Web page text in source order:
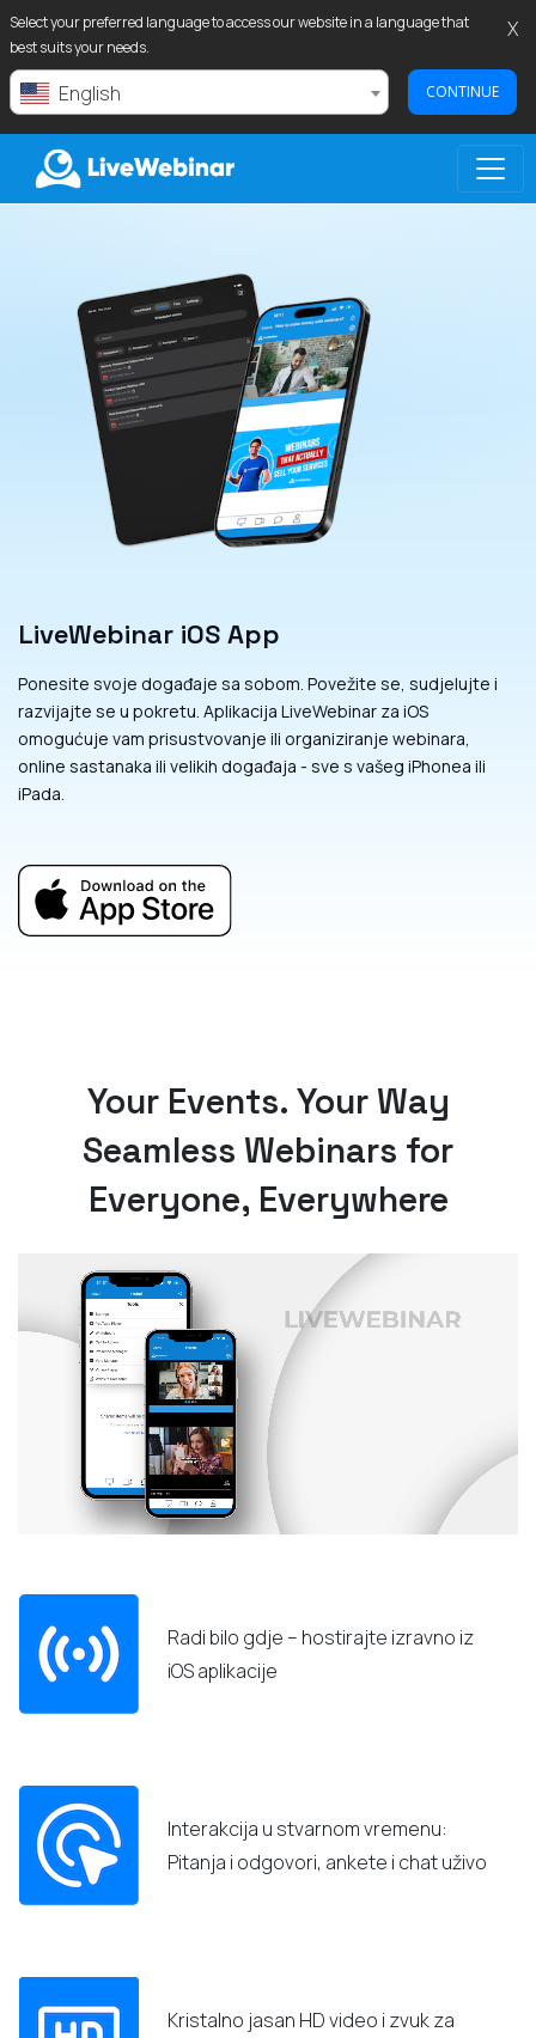
Select your preferred language to access our website in a language that
best suits your needs.
English CONTINUE
X
LiveWebinar iOS App
Ponesite svoje događaje sa sobom. Povežite se, sudjelujte i
razvijajte se u pokretu. Aplikacija LiveWebinar za iOS
omogućuje vam prisustvovanje ili organiziranje webinara,
online sastanaka ili velikih događaja - sve s vašeg iPhonea ili
iPada.
Your Events. Your Way
Seamless Webinars for
Everyone, Everywhere
Radi bilo gdje – hostirajte izravno iz
iOS aplikacije
Interakcija u stvarnom vremenu:
Pitanja i odgovori, ankete i chat uživo
Kristalno jasan HD video i zvuk za